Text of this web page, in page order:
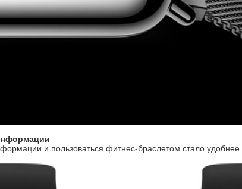
и пользоваться фитнес-браслетом стало удобнее.